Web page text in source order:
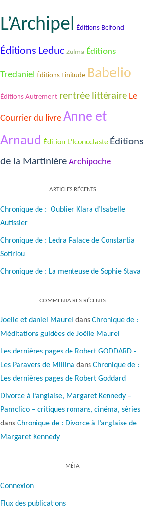
L’Archipel Éditions Belfond
Éditions Leduc Zulma Éditions
Tredaniel Éditions Finitude Babelio
Éditions Autrement rentrée littéraire Le
Courrier du livre Anne et
Arnaud Édition L'Iconoclaste Éditions
de la Martinière Archipoche
ARTICLES RÉCENTS
Chronique de : Oublier Klara d’Isabelle
Autissier
Chronique de : Ledra Palace de Constantia
Sotiriou
Chronique de : La menteuse de Sophie Stava
COMMENTAIRES RÉCENTS
Joelle et daniel Maurel dans Chronique de :
Méditations guidées de Joëlle Maurel
Les dernières pages de Robert GODDARD -
Les Paravers de Millina dans Chronique de :
Les dernières pages de Robert Goddard
Divorce à l’anglaise, Margaret Kennedy –
Pamolico – critiques romans, cinéma, séries
dans Chronique de : Divorce à l’anglaise de
Margaret Kennedy
MÉTA
Connexion
Flux des publications